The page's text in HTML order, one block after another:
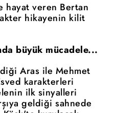
hayat veren Bertan
hikayenin kilit
büyük mücadele...
Aras ile Mehmet
karakterleri
ilk sinyalleri
geldiği sahnede